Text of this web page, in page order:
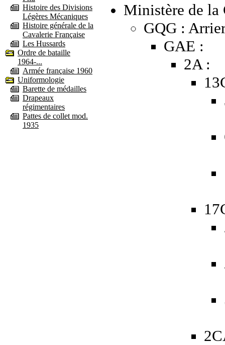
Histoire des Divisions
Légères Mécaniques
Histoire générale de la
Cavalerie Française
Les Hussards
Ordre de bataille
1964-...
Armée française 1960
Uniformologie
Barette de médailles
Drapeaux
régimentaires
Pattes de collet mod.
1935
Ministère de la
GQG :
GAE :
2A :